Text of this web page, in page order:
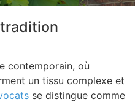
contemporain, où
un tissu complexe et
se distingue comme